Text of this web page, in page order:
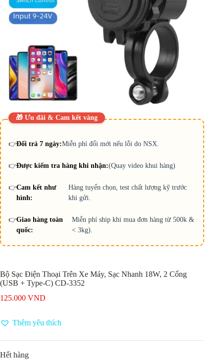
🎁 Ưu đãi & Cam kết vàng
👉Đổi trả 7 ngày:Miễn phí đổi mới nếu lỗi do NSX.
👉Được kiểm tra hàng khi nhận:(Quay video khui hàng)
👉Cam kết như
hình:
Hàng tuyển chọn, test chất lượng kỹ trước
khi gửi.
👉Giao hàng toàn
quốc:
Miễn phí ship khi mua đơn hàng từ 500k &
< 3kg).
Bộ Sạc Điện Thoại Trên Xe Máy, Sạc Nhanh 18W, 2 Cổng
(USB + Type-C) CD-3352
125.000 VND
Thêm yêu thích
Hết hàng